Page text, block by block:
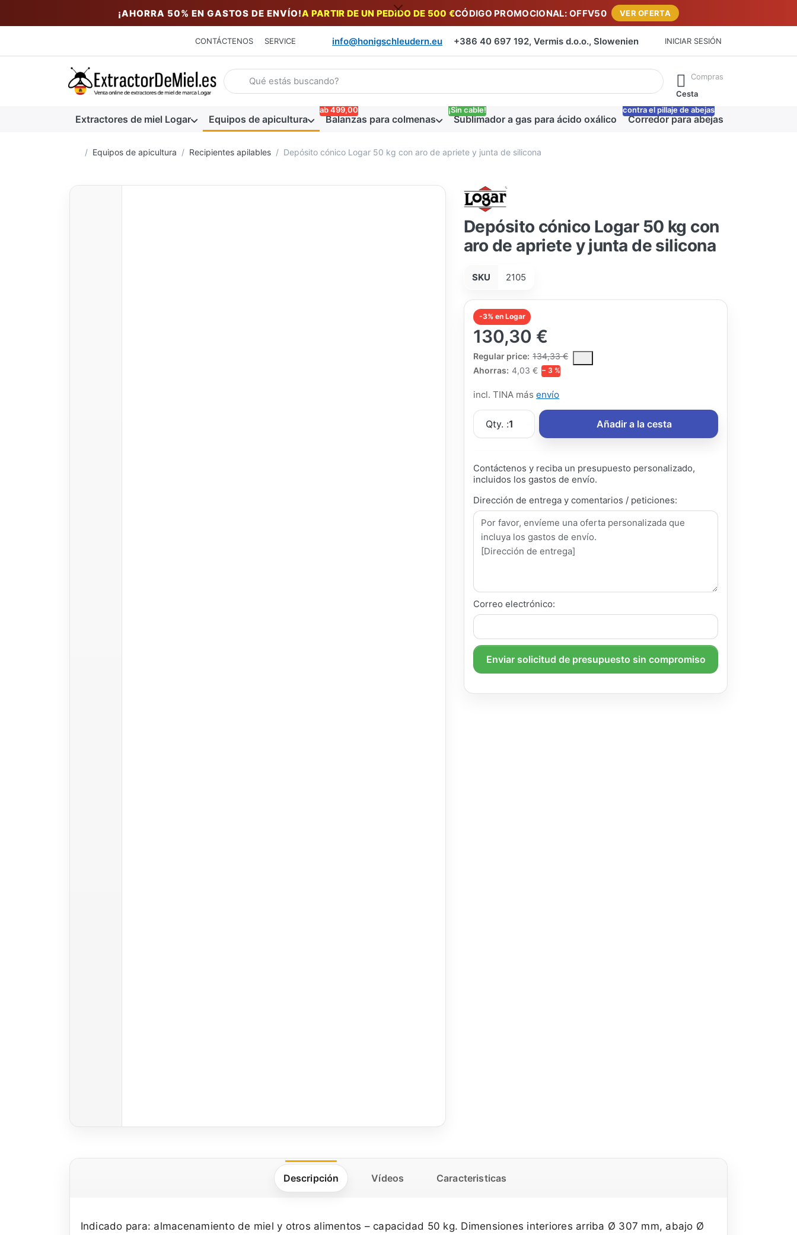
¡AHORRA 50% EN GASTOS DE ENVÍO!A PARTIR DE UN PEDIDO DE 500 €CÓDIGO PROMOCIONAL: OFFV50 VER OFERTA
CONTÁCTENOS SERVICE info@honigschleudern.eu +386 40 697 192, Vermis d.o.o., Slowenien INICIAR SESIÓN
Introduzca un término de búsqueda. Los primeros resultados aparecen automáticamente a medida que escribe. Pulse la tecla Intro para
Compras
Cesta
Extractores de miel Logar Equipos de apicultura Balanzas para colmenas
ab 499,00
Sublimador a gas para ácido oxálico
¡Sin cable!
Corredor para abejas
contra el pillaje de abejas
Página de inicio
Equipos de apicultura Recipientes apilables Depósito cónico Logar 50 kg con aro de apriete y junta de silicona
Depósito cónico Logar 50 kg con
aro de apriete y junta de silicona
SKU 2105
-3% en Logar
130,30 €
Regular price: 134,33 €
The Regular Price is the median selling price paid by customers for a product,
Ahorras: 4,03 € − 3 %
incl. TINA másenvío
Qty. :1 Añadir a la cesta
Contáctenos y reciba un presupuesto personalizado,
incluidos los gastos de envío.
Dirección de entrega y comentarios / peticiones:
Correo electrónico:
Enviar solicitud de presupuesto sin compromiso
Descripción Vídeos Caracteristicas
Indicado para: almacenamiento de miel y otros alimentos – capacidad 50 kg. Dimensiones interiores arriba Ø 307 mm, abajo Ø